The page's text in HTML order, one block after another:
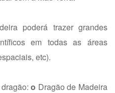
poderá trazer grandes
em todas as áreas
etc).
o Dragão de Madeira